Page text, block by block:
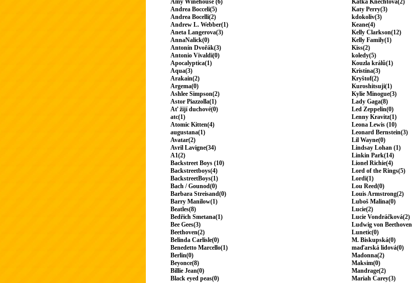
Amy Winehouse (6)
Andrea Bocceli(5)
Andrea Bocelli(2)
Andrew L. Webber(1)
Aneta Langerova(3)
AnnaNalick(0)
Antonín Dvořák(3)
Antonio Vivaldi(0)
Apocalyptica(1)
Aqua(3)
Arakain(2)
Argema(0)
Ashlee Simpson(2)
Astor Piazzolla(1)
Ať žijí duchové(0)
atc(1)
Atomic Kitten(4)
augustana(1)
Avatar(2)
Avril Lavigne(34)
A1(2)
Backstreet Boys (10)
Backstreetboys(4)
BackstreetBoys(1)
Bach / Gounod(0)
Barbara Streisand(0)
Barry Manilow(1)
Beatles(8)
Bedřich Smetana(1)
Bee Gees(3)
Beethoven(2)
Belinda Carlisle(0)
Benedetto Marcello(1)
Berlin(0)
Beyonce(8)
Billie Jean(0)
Black eyed peas(0)
Katka Knechtová(2)
Katy Perry(3)
kdokoliv(3)
Keane(4)
Kelly Clarkson(12)
Kelly Family(1)
Kiss(2)
koledy(5)
Kouzla králů(1)
Kristína(3)
Kryštof(2)
Kuroshitsuji(1)
Kylie Minogue(3)
Lady Gaga(8)
Led Zeppelin(0)
Lenny Kravitz(1)
Leona Lewis (10)
Leonard Bernstein(3)
Lil Wayne(0)
Lindsay Lohan (1)
Linkin Park(14)
Lionel Richie(4)
Lord of the Rings(5)
Lordi(1)
Lou Reed(0)
Louis Armstrong(2)
Luboš Malina(0)
Lucie(2)
Lucie Vondráčková(2)
Ludwig von
Lunetic(0)
M. Biskupská(0)
maďarská lidová(0)
Madonna(2)
Maksim(0)
Mandrage(2)
Mariah Carey(3)